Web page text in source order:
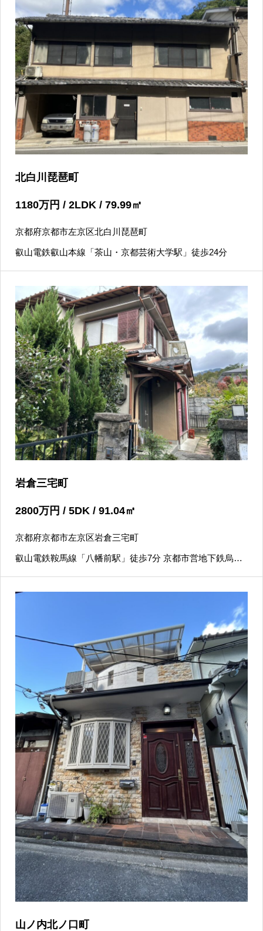
北白川琵琶町
1180万円 / 2LDK / 79.99㎡
京都府京都市左京区北白川琵琶町
叡山電鉄叡山本線「茶山・京都芸術大学駅」徒歩24分
岩倉三宅町
2800万円 / 5DK / 91.04㎡
京都府京都市左京区岩倉三宅町
叡山電鉄鞍馬線「八幡前駅」徒歩7分 京都市営地下鉄烏丸
山ノ内北ノ口町